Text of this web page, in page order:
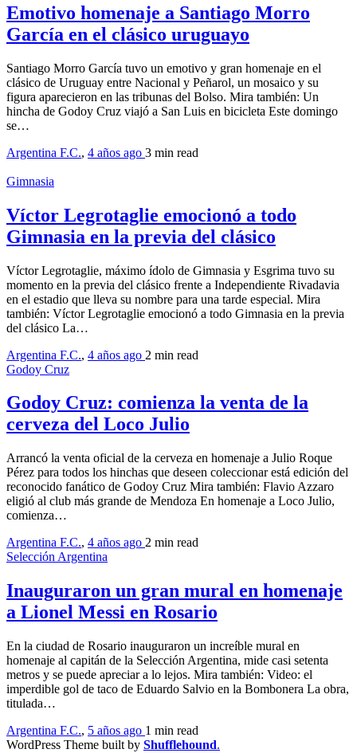
Emotivo homenaje a Santiago Morro
García en el clásico uruguayo
Santiago Morro García tuvo un emotivo y gran homenaje en el
clásico de Uruguay entre Nacional y Peñarol, un mosaico y su
figura aparecieron en las tribunas del Bolso. Mira también: Un
hincha de Godoy Cruz viajó a San Luis en bicicleta Este domingo
se…
Argentina F.C., 4 años ago 3 min read
Gimnasia
Víctor Legrotaglie emocionó a todo
Gimnasia en la previa del clásico
Víctor Legrotaglie, máximo ídolo de Gimnasia y Esgrima tuvo su
momento en la previa del clásico frente a Independiente Rivadavia
en el estadio que lleva su nombre para una tarde especial. Mira
también: Víctor Legrotaglie emocionó a todo Gimnasia en la previa
del clásico La…
Argentina F.C., 4 años ago 2 min read
Godoy Cruz
Godoy Cruz: comienza la venta de la
cerveza del Loco Julio
Arrancó la venta oficial de la cerveza en homenaje a Julio Roque
Pérez para todos los hinchas que deseen coleccionar está edición del
reconocido fanático de Godoy Cruz Mira también: Flavio Azzaro
eligió al club más grande de Mendoza En homenaje a Loco Julio,
comienza…
Argentina F.C., 4 años ago 2 min read
Selección Argentina
Inauguraron un gran mural en homenaje
a Lionel Messi en Rosario
En la ciudad de Rosario inauguraron un increíble mural en
homenaje al capitán de la Selección Argentina, mide casi setenta
metros y se puede apreciar a lo lejos. Mira también: Video: el
imperdible gol de taco de Eduardo Salvio en la Bombonera La obra,
titulada…
Argentina F.C., 5 años ago 1 min read
WordPress Theme built by Shufflehound.